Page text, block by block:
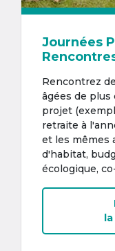
Journées
Rencontrez
âgées de plus
projet
retraite à
et les mêmes
d'habitat,
écologique,